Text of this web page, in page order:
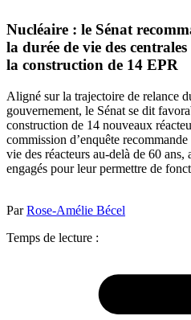
Nucléaire : le Sénat
la durée de vie des
la construction de 14 EPR
Aligné sur la trajectoire de relance
gouvernement, le Sénat se dit
construction de 14 nouveaux
commission d’enquête
vie des réacteurs au-delà de 60
engagés pour leur permettre de
ParRose-Amélie Bécel
Temps de lecture :